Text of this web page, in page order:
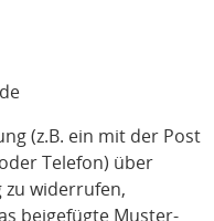
(z.B. ein mit der Post
Telefon) über
zu widerrufen,
beigefügte Muster-